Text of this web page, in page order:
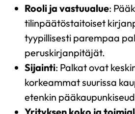
Rooli ja vastuualue:
tilinpäätöstaitoiset
tyypillisesti parempaa
peruskirjanpitäjät.
Sijainti: Palkat ovat
korkeammat suurissa
etenkin